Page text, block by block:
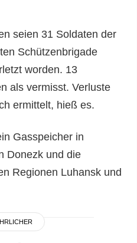
seien 31 Soldaten der
Schützenbrigade
worden. 13
als vermisst. Verluste
ermittelt, hieß es.
Gasspeicher in
Donezk und die
Regionen Luhansk und